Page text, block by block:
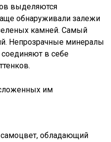
выделяются
обнаруживали залежи
камней. Самый
Непрозрачные минералы
в себе
им
обладающий